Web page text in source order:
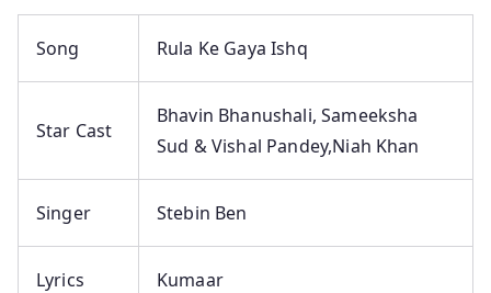
Song Rula Ke Gaya Ishq
Star Cast
Bhavin Bhanushali, Sameeksha
Sud & Vishal Pandey,Niah Khan
Singer Stebin Ben
Lyrics Kumaar